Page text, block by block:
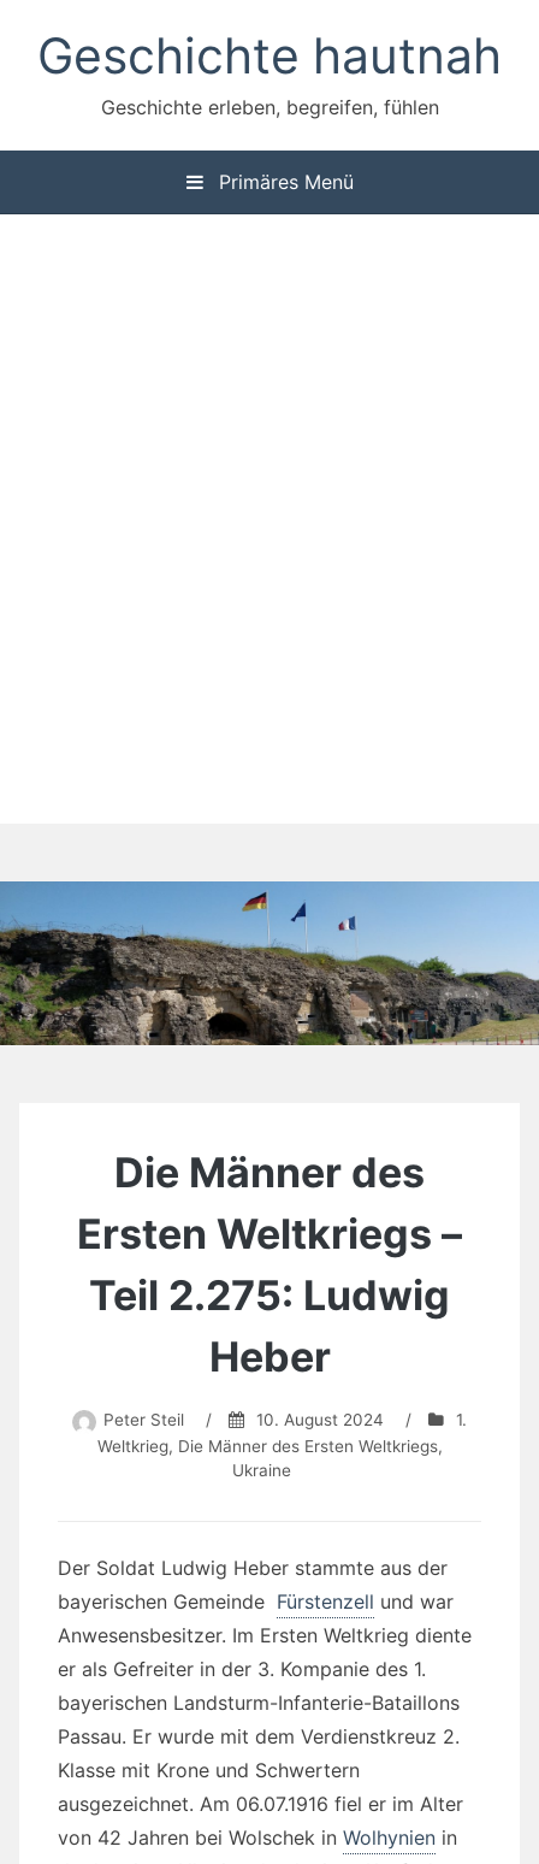
Inhalt
springenGeschichte hautnah
Geschichte erleben, begreifen, fühlen
Primäres Menü
Die Männer des
Ersten Weltkriegs –
Teil 2.275: Ludwig
Heber
Peter Steil / 10. August 2024 /
1.
Weltkrieg, Die Männer des Ersten Weltkriegs,
Ukraine
Der Soldat Ludwig Heber stammte aus der
bayerischen Gemeinde Fürstenzell und war
Anwesensbesitzer. Im Ersten Weltkrieg diente
er als Gefreiter in der 3. Kompanie des 1.
bayerischen Landsturm-Infanterie-Bataillons
Passau. Er wurde mit dem Verdienstkreuz 2.
Klasse mit Krone und Schwertern
ausgezeichnet. Am 06.07.1916 fiel er im Alter
von 42 Jahren bei Wolschek in Wolhynien in